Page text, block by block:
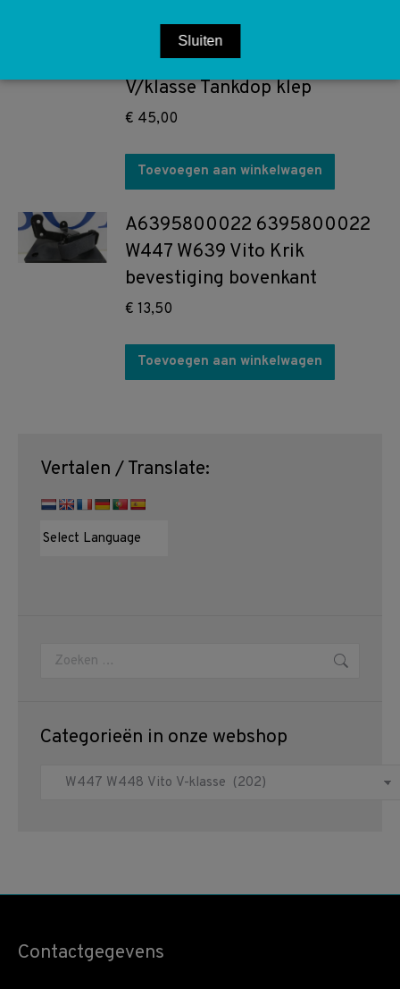
A4477500000 9999
4477500000 W447 Vito
V/klasse Tankdop klep
€ 45,00
Toevoegen aan winkelwagen
A6395800022 6395800022
W447 W639 Vito Krik
bevestiging bovenkant
€ 13,50
Toevoegen aan winkelwagen
Vertalen / Translate:
Zoeken:
Categorieën in onze webshop
Contactgegevens
Sluiten